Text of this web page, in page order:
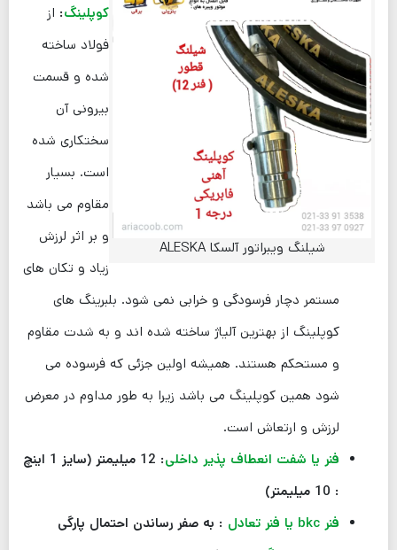
شیلنگ ویبراتور آلسکا ALESKA
کوپلینگ: از
فولاد ساخته
شده و قسمت
بیرونی آن
سختکاری شده
است. بسیار
مقاوم می باشد
و بر اثر لرزش
زیاد و تکان های
مستمر دچار فرسودگی و خرابی نمی شود. بلبرینگ های
کوپلینگ از بهترین آلیاژ ساخته شده اند و به شدت مقاوم
و مستحکم هستند. همیشه اولین جزئی که فرسوده می
شود همین کوپلینگ می باشد زیرا به طور مداوم در معرض
لرزش و ارتعاش است.
فنر یا شفت انعطاف پذیر داخلی
: 12 میلیمتر (سایز 1 اینچ
: 10 میلیمتر)
فنر bkc یا فنر تعادل
: به صفر رساندن احتمال پارگی